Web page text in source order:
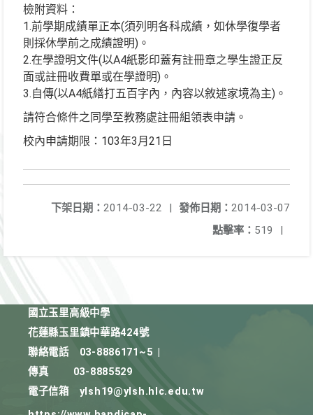
檢附資料：
1.前學期成績單正本(須列明各科成績，如休學復學者
則採休學前之成績證明)。
2.在學證明文件(以A4紙影印蓋有註冊章之學生證正反
面或註冊收費單或在學證明)。
3.自傳(以A4紙繕打五百字內，內容以敘述家境為主)。
請符合條件之同學至教務處註冊組領表申請。
校內申請期限：103年3月21日
發佈日期： 2014-03-07
下架日期： 2014-03-22
|
點擊率： 519 |
國立玉里高級中學
花蓮縣玉里鎮中華路424號
聯絡電話
03-8886171~5
傳真
03-8885529
電子信箱
ylsh19@ylsh.hlc.edu.tw